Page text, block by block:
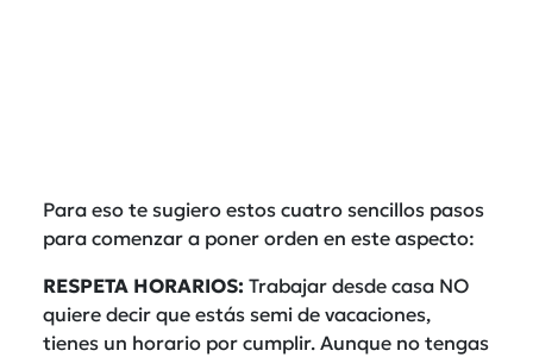
Para eso te sugiero estos cuatro sencillos pasos
para comenzar a poner orden en este aspecto:
RESPETA HORARIOS: Trabajar desde casa NO
quiere decir que estás semi de vacaciones,
tienes un horario por cumplir. Aunque no tengas